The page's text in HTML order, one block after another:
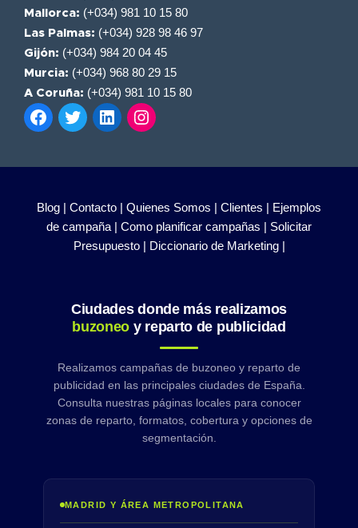
Mallorca: (+034) 981 10 15 80
Las Palmas: (+034) 928 98 46 97
Gijón: (+034) 984 20 04 45
Murcia: (+034) 968 80 29 15
A Coruña: (+034) 981 10 15 80
Blog | Contacto | Quienes Somos | Clientes | Ejemplos
de campaña | Como planificar campañas | Solicitar
Presupuesto | Diccionario de Marketing |
Ciudades donde más realizamos
buzoneo y reparto de publicidad
Realizamos campañas de buzoneo y reparto de
publicidad en las principales ciudades de España.
Consulta nuestras páginas locales para conocer
zonas de reparto, formatos, cobertura y opciones de
segmentación.
MADRID Y ÁREA METROPOLITANA